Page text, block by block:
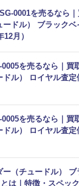
0001を売るなら
ードル） ブラック
12月）
0005を売るなら｜買
ドル） ロイヤル査
0005を売るなら｜買
ドル） ロイヤル査
ー（チュードル） ブ
は｜特徴・スペッ